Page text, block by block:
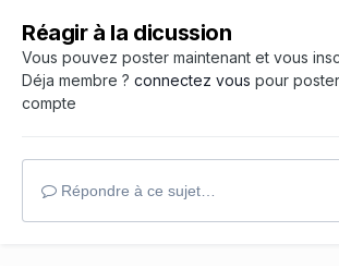
Réagir à la dicussion
Vous pouvez poster maintenant et vous
Déja membre ? connectez vous pour
compte
Répondre à ce sujet…